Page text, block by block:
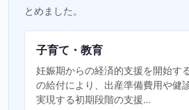
とめました。
子育て・教育
妊娠期からの経済的支援を開始す
の給付により、出産準備費用や健
実現する初期段階の支援…